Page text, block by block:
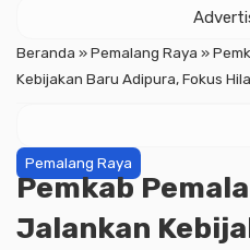
Beranda »Pemalang Raya »
Kebijakan Baru Adipura, Fokus
Pemalang Raya
Pemkab
Jalankan